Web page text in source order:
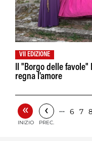
VII EDIZIONE
Il "Borgo delle favole"
regna l'amore
«
INIZIO
‹
PREC.
… 6 7